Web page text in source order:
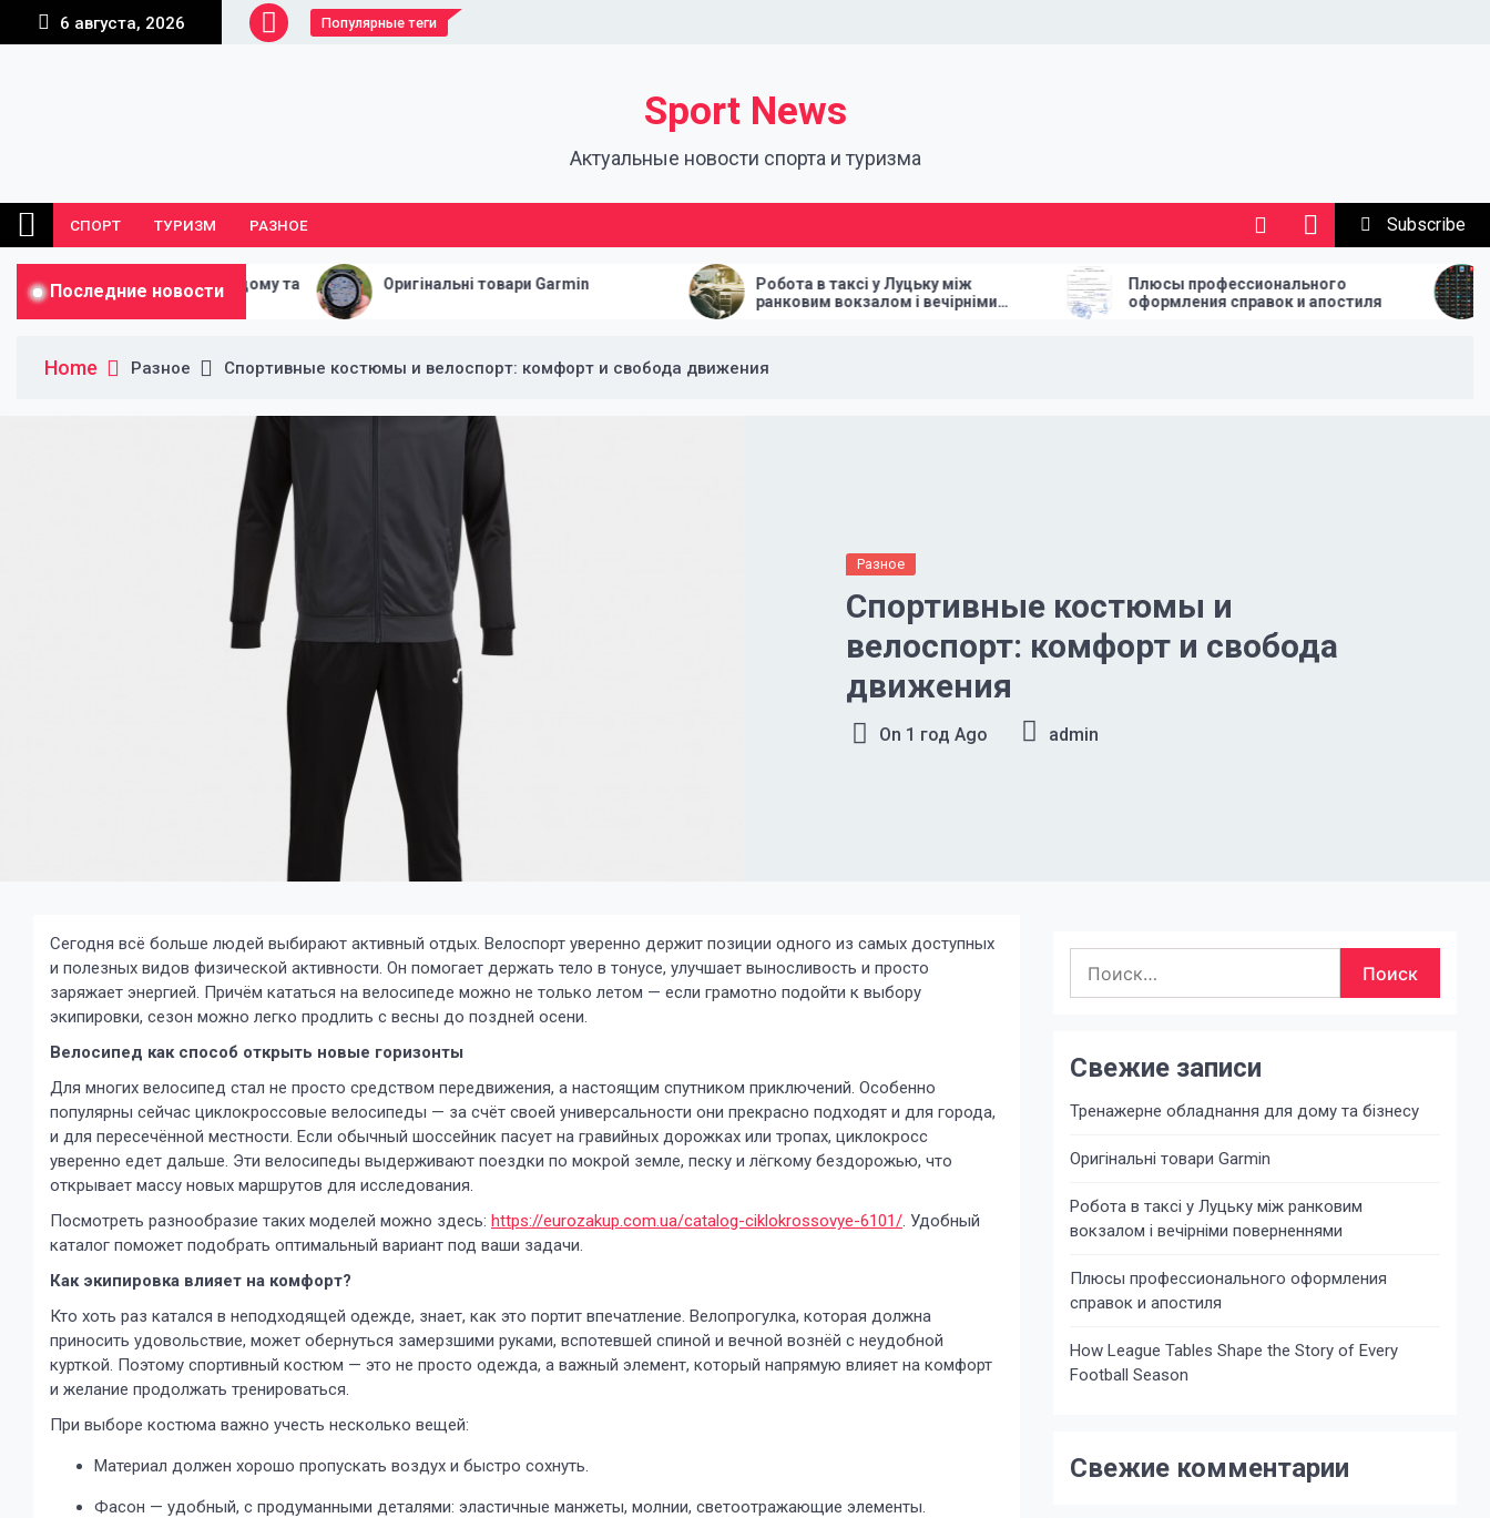
6 августа, 2026 Популярные теги
Sport News
Актуальные новости спорта и туризма
СПОРТ ТУРИЗМ РАЗНОЕ Subscribe
Последние новости
для дому та Оригінальні товари Garmin
Робота в таксі у Луцьку між
ранковим вокзалом і вечірніми
поверненнями
Плюсы профессионального
оформления справок и апостиля
How League
Every
Home Разное Спортивные костюмы и велоспорт: комфорт и свобода движения
Разное
Спортивные костюмы и
велоспорт: комфорт и свобода
движения
On 1 год Ago admin
Сегодня всё больше людей выбирают активный отдых. Велоспорт уверенно держит позиции одного из самых доступных
и полезных видов физической активности. Он помогает держать тело в тонусе, улучшает выносливость и просто
заряжает энергией. Причём кататься на велосипеде можно не только летом — если грамотно подойти к выбору
экипировки, сезон можно легко продлить с весны до поздней осени.
Велосипед как способ открыть новые горизонты
Для многих велосипед стал не просто средством передвижения, а настоящим спутником приключений. Особенно
популярны сейчас циклокроссовые велосипеды — за счёт своей универсальности они прекрасно подходят и для города,
и для пересечённой местности. Если обычный шоссейник пасует на гравийных дорожках или тропах, циклокросс
уверенно едет дальше. Эти велосипеды выдерживают поездки по мокрой земле, песку и лёгкому бездорожью, что
открывает массу новых маршрутов для исследования.
Посмотреть разнообразие таких моделей можно здесь: https://eurozakup.com.ua/catalog-ciklokrossovye-6101/. Удобный
каталог поможет подобрать оптимальный вариант под ваши задачи.
Как экипировка влияет на комфорт?
Кто хоть раз катался в неподходящей одежде, знает, как это портит впечатление. Велопрогулка, которая должна
приносить удовольствие, может обернуться замерзшими руками, вспотевшей спиной и вечной вознёй с неудобной
курткой. Поэтому спортивный костюм — это не просто одежда, а важный элемент, который напрямую влияет на комфорт
и желание продолжать тренироваться.
При выборе костюма важно учесть несколько вещей:
Материал должен хорошо пропускать воздух и быстро сохнуть.
Фасон — удобный, с продуманными деталями: эластичные манжеты, молнии, светоотражающие элементы.
Свежие записи
Тренажерне обладнання для дому та бізнесу
Оригінальні товари Garmin
Робота в таксі у Луцьку між ранковим
вокзалом і вечірніми поверненнями
Плюсы профессионального оформления
справок и апостиля
How League Tables Shape the Story of Every
Football Season
Свежие комментарии